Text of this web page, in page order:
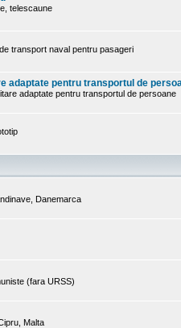
telescaune
transport naval pentru pasageri
adaptate pentru transportul de
adaptate pentru transportul de persoane
Danemarca
(fara URSS)
Malta